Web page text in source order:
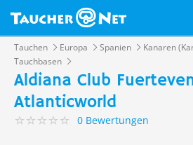
Tauchen Europa Spanien
Kanaren
Tauchbasen
Aldiana Club
Atlanticworld
0 Bewertungen